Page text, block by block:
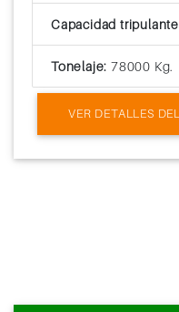
Capacidad
Tonelaje: 78000 Kg.
VER DETALLES